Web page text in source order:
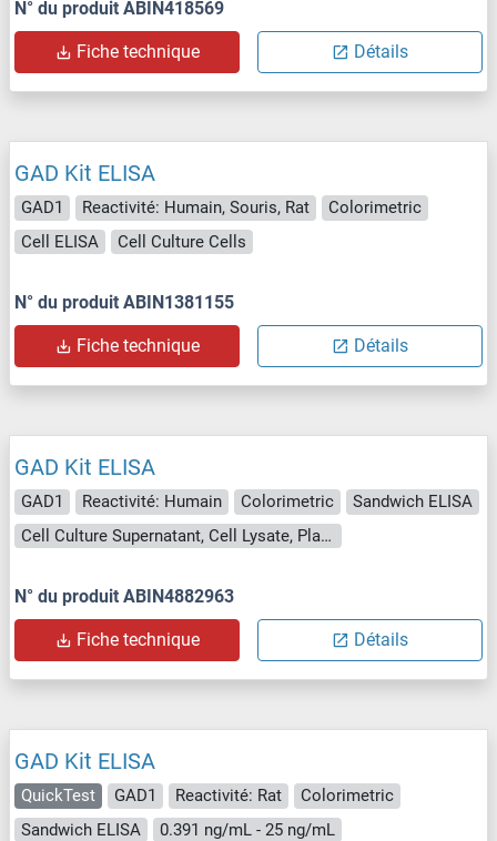
N° du produit ABIN418569
Fiche technique Détails
GAD Kit ELISA
GAD1 Reactivité: Humain, Souris, Rat
Colorimetric
Cell ELISA
Cell Culture Cells
N° du produit ABIN1381155
Fiche technique Détails
GAD Kit ELISA
GAD1 Reactivité: Humain Colorimetric
Sandwich ELISA
Cell Culture Supernatant, Cell Lysate, Plasma, Serum, Tissue Lysate
N° du produit ABIN4882963
Fiche technique Détails
GAD Kit ELISA
QuickTest GAD1 Reactivité: Rat
Colorimetric
Sandwich ELISA
0.391 ng/mL - 25 ng/mL